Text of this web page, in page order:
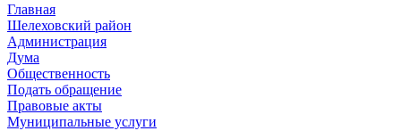
Главная
Шелеховский район
Администрация
Дума
Общественность
Подать обращение
Правовые акты
Муниципальные услуги